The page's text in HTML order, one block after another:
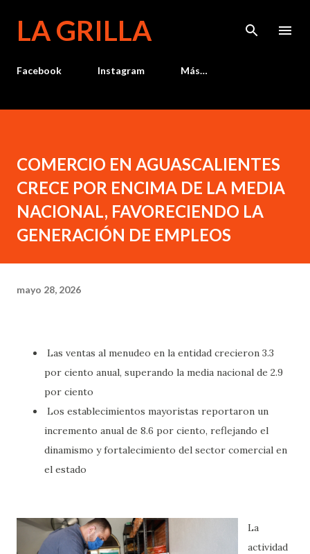
LA GRILLA
Facebook Instagram Más…
COMERCIO EN AGUASCALIENTES
CRECE POR ENCIMA DE LA MEDIA
NACIONAL, FAVORECIENDO LA
GENERACIÓN DE EMPLEOS
mayo 28, 2026
Las ventas al menudeo en la entidad crecieron 3.3
por ciento anual, superando la media nacional de 2.9
por ciento
Los establecimientos mayoristas reportaron un
incremento anual de 8.6 por ciento, reflejando el
dinamismo y fortalecimiento del sector comercial en
el estado
La
actividad